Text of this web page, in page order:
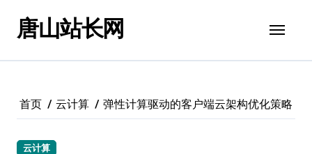
唐山站长网
首页 云计算 弹性计算驱动的客户端云架构优化策略
云计算